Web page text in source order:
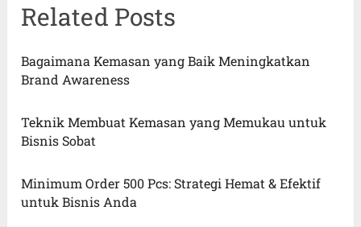
Related Posts
Bagaimana Kemasan yang Baik Meningkatkan
Brand Awareness
Teknik Membuat Kemasan yang Memukau untuk
Bisnis Sobat
Minimum Order 500 Pcs: Strategi Hemat & Efektif
untuk Bisnis Anda